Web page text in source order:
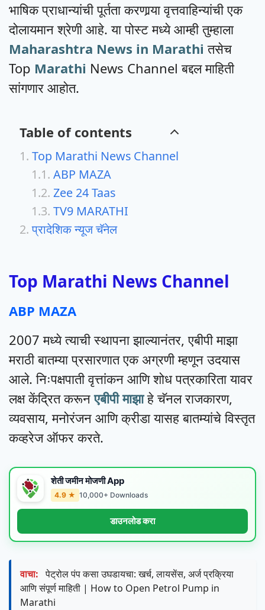
भाषिक प्राधान्यांची पूर्तता करणार्‍या वृत्तवाहिन्यांची एक
दोलायमान श्रेणी आहे. या पोस्ट मध्ये आम्ही तुम्हाला
Maharashtra News in Marathi तसेच
Top Marathi News Channel बद्दल माहिती
सांगणार आहोत.
Table of contents
Top Marathi News Channel
ABP MAZA
Zee 24 Taas
TV9 MARATHI
प्रादेशिक न्यूज चॅनेल
Top Marathi News Channel
ABP MAZA
2007 मध्ये त्याची स्थापना झाल्यानंतर, एबीपी माझा
मराठी बातम्या प्रसारणात एक अग्रणी म्हणून उदयास
आले. निःपक्षपाती वृत्तांकन आणि शोध पत्रकारिता यावर
लक्ष केंद्रित करून एबीपी माझाहे चॅनल राजकारण,
व्यवसाय, मनोरंजन आणि क्रीडा यासह बातम्यांचे विस्तृत
कव्हरेज ऑफर करते.
शेती जमीन मोजणी App
4.9 ★ 10,000+ Downloads
डाउनलोड करा
वाचा: पेट्रोल पंप कसा उघडायचा: खर्च, लायसेंस, अर्ज प्रक्रिया
आणि संपूर्ण माहिती | How to Open Petrol Pump in
Marathi